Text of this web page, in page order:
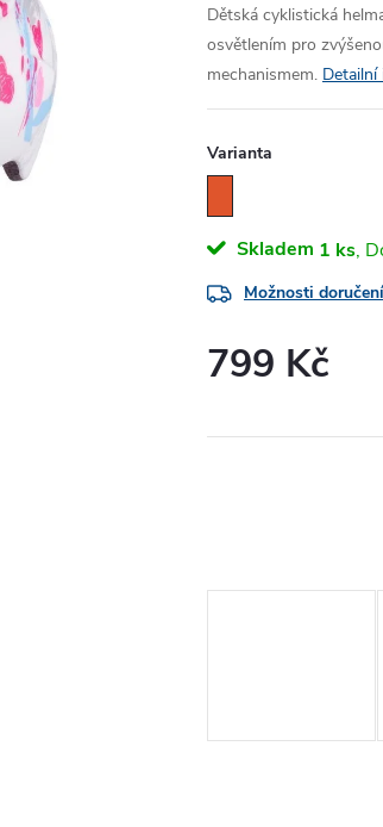
Dětská cyklistická
osvětlením pro
mechanismem.
Varianta
Skladem 1 ks
Možnosti doručení
799 Kč